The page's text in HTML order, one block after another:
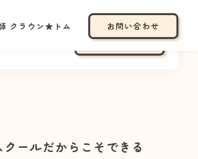
お問い合わせ
クラウン★トム お問い合わせ
ールだからこそできる